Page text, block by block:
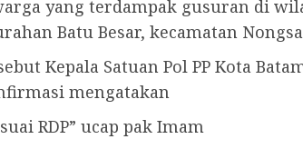
yang terdampak gusuran di
Batu Besar, kecamatan
Kepala Satuan Pol PP Kota
mengatakan
RDP” ucap pak Imam